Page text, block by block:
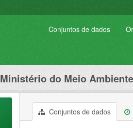
Conjuntos de dados
Ministério do Meio
Conjuntos de dados